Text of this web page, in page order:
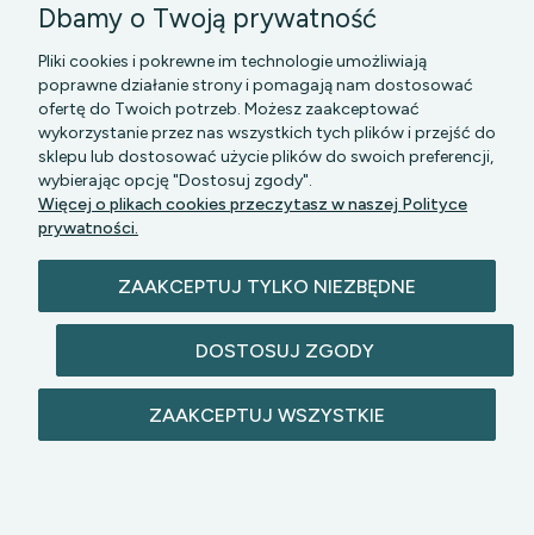
PGK MAZOWSZE SP Z O.O.|| Bartycka 24-210B,
00-716 WARSZAWA, woj. mazowieckie || NIP:
zastrzeżone.
Dbamy o Twoją prywatność
Pliki cookies i pokrewne im technologie umożliwiają
poprawne działanie strony i pomagają nam dostosować
ofertę do Twoich potrzeb. Możesz zaakceptować
wykorzystanie przez nas wszystkich tych plików i przejść do
sklepu lub dostosować użycie plików do swoich preferencji,
wybierając opcję "Dostosuj zgody".
Więcej o plikach cookies przeczytasz w naszej Polityce
prywatności.
ZAAKCEPTUJ TYLKO NIEZBĘDNE
DOSTOSUJ ZGODY
ZAAKCEPTUJ WSZYSTKIE